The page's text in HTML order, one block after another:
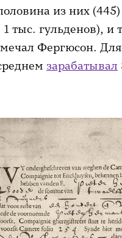
из них (445)
гульденов), и
Фергюсон.
зарабатывал